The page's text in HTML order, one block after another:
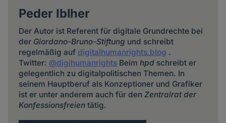
Peder Iblher
Der Autor ist Referent für digitale Grundrechte bei
der Giordano-Bruno-Stiftung und schreibt
regelmäßig auf digitalhumanrights.blog .
Twitter: @digihumanrightsBeim hpdschreibt er
gelegentlich zu digitalpolitischen Themen. In
seinem Hauptberuf als Konzeptioner und Grafiker
ist er unter anderem auch für den Zentralrat der
Konfessionsfreientätig.